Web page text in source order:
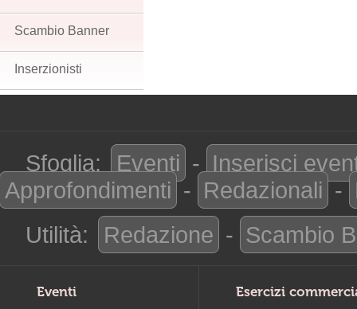
Scambio Banner
Inserzionisti
Sfoglia: Eventi - Inserisci
Approfondimenti - Redazionali -
Utilità:
Redazione - Scambio
Eventi Esercizi